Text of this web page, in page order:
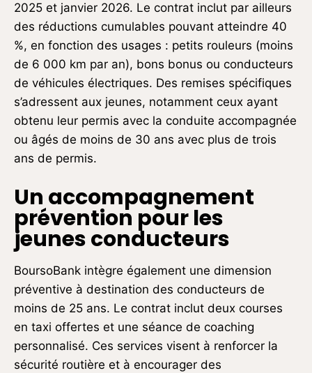
2025 et janvier 2026. Le contrat inclut par ailleurs
des réductions cumulables pouvant atteindre 40
%, en fonction des usages : petits rouleurs (moins
de 6 000 km par an), bons bonus ou conducteurs
de véhicules électriques. Des remises spécifiques
s’adressent aux jeunes, notamment ceux ayant
obtenu leur permis avec la conduite accompagnée
ou âgés de moins de 30 ans avec plus de trois
ans de permis.
Un accompagnement
prévention pour les
jeunes conducteurs
BoursoBank intègre également une dimension
préventive à destination des conducteurs de
moins de 25 ans. Le contrat inclut deux courses
en taxi offertes et une séance de coaching
personnalisé. Ces services visent à renforcer la
sécurité routière et à encourager des